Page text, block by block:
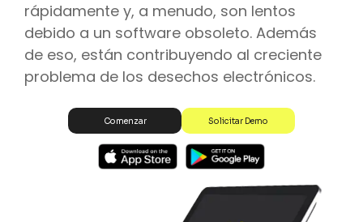
rápidamente y, a menudo, son lentos
debido a un software obsoleto. Además
de eso, están contribuyendo al creciente
problema de los desechos electrónicos.
Comenzar Solicitar Demo